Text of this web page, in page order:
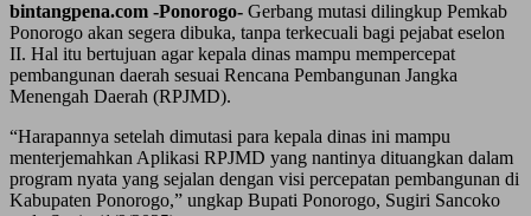
bintangpena.com -Ponorogo- Gerbang mutasi dilingkup Pemkab
Ponorogo akan segera dibuka, tanpa terkecuali bagi pejabat eselon
II. Hal itu bertujuan agar kepala dinas mampu mempercepat
pembangunan daerah sesuai Rencana Pembangunan Jangka
Menengah Daerah (RPJMD).
“Harapannya setelah dimutasi para kepala dinas ini mampu
menterjemahkan Aplikasi RPJMD yang nantinya dituangkan dalam
program nyata yang sejalan dengan visi percepatan pembangunan di
Kabupaten Ponorogo,” ungkap Bupati Ponorogo, Sugiri Sancoko